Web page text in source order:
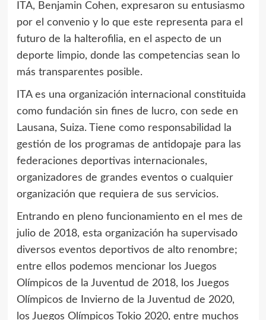
ITA, Benjamin Cohen, expresaron su entusiasmo
por el convenio y lo que este representa para el
futuro de la halterofilia, en el aspecto de un
deporte limpio, donde las competencias sean lo
más transparentes posible.
ITA es una organización internacional constituida
como fundación sin fines de lucro, con sede en
Lausana, Suiza. Tiene como responsabilidad la
gestión de los programas de antidopaje para las
federaciones deportivas internacionales,
organizadores de grandes eventos o cualquier
organización que requiera de sus servicios.
Entrando en pleno funcionamiento en el mes de
julio de 2018, esta organización ha supervisado
diversos eventos deportivos de alto renombre;
entre ellos podemos mencionar los Juegos
Olímpicos de la Juventud de 2018, los Juegos
Olímpicos de Invierno de la Juventud de 2020,
los Juegos Olímpicos Tokio 2020, entre muchos